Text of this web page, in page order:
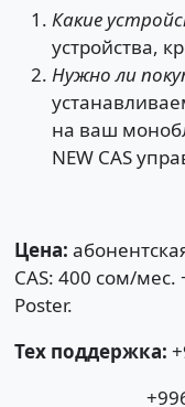
Какие
устройства,
Нужно ли
на ваш
NEW CAS
Цена:
CAS: 400 сом/
Poster.
Тех поддержка: